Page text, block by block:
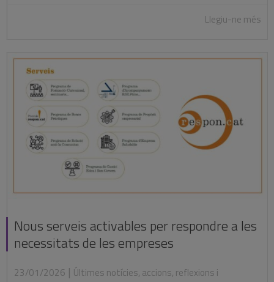
Llegiu-ne més
Nous serveis activables per respondre a les
necessitats de les empreses
23/01/2026 | Últimes notícies, accions, reflexions i